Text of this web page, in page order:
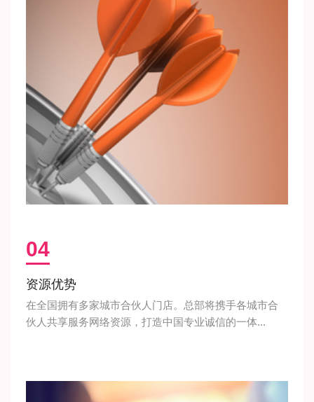
04
资源优势
在全国拥有多家城市合伙人门店。总部将携手各城市合
伙人共享服务网络资源，打造中国专业诚信的一体...